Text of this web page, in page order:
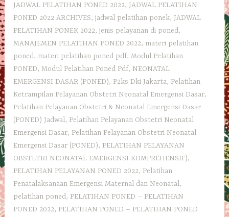
JADWAL PELATIHAN PONED 2022, JADWAL PELATIHAN
PONED 2022 ARCHIVES,jadwal pelatihan ponek, JADWAL
PELATIHAN PONEK 2022,jenis pelayanan di poned,
MANAJEMEN PELATIHAN PONED 2022, materi pelatihan
poned, materi pelatihan poned pdf,Modul Pelatihan
PONED,Modul Pelatihan Poned Pdf, NEONATAL
EMERGENSI DASAR (PONED), P2ks Dki Jakarta, Pelatihan
Ketrampilan Pelayanan Obstetri Neonatal Emergensi Dasar,
Pelatihan Pelayanan Obstetri & Neonatal Emergensi Dasar
(PONED) Jadwal, Pelatihan Pelayanan Obstetri Neonatal
Emergensi Dasar, Pelatihan Pelayanan Obstetri Neonatal
Emergensi Dasar (PONED), PELATIHAN PELAYANAN
OBSTETRI NEONATAL EMERGENSI KOMPREHENSIF),
PELATIHAN PELAYANAN PONED 2022, Pelatihan
Penatalaksanaan Emergensi Maternal dan Neonatal,
pelatihan poned, PELATIHAN PONED – PELATIHAN
PONED 2022, PELATIHAN PONED – PELATIHAN PONED